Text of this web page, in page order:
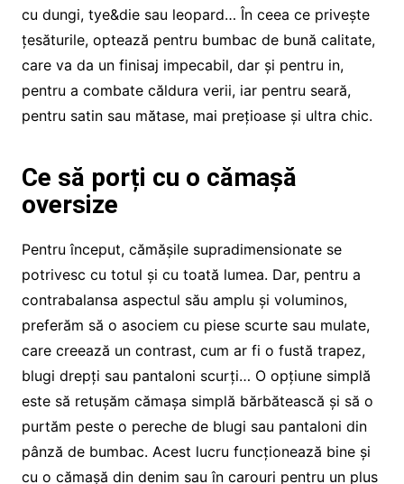
cu dungi, tye&die sau leopard… În ceea ce privește
țesăturile, optează pentru bumbac de bună calitate,
care va da un finisaj impecabil, dar și pentru in,
pentru a combate căldura verii, iar pentru seară,
pentru satin sau mătase, mai prețioase și ultra chic.
Ce să porți cu o cămașă
oversize
Pentru început, cămășile supradimensionate se
potrivesc cu totul și cu toată lumea. Dar, pentru a
contrabalansa aspectul său amplu și voluminos,
preferăm să o asociem cu piese scurte sau mulate,
care creează un contrast, cum ar fi o fustă trapez,
blugi drepți sau pantaloni scurți… O opțiune simplă
este să retușăm cămașa simplă bărbătească și să o
purtăm peste o pereche de blugi sau pantaloni din
pânză de bumbac. Acest lucru funcționează bine și
cu o cămașă din denim sau în carouri pentru un plus